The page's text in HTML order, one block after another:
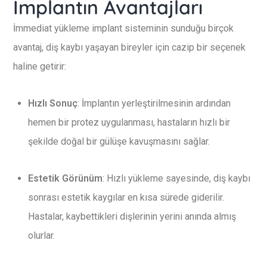
İmplantın Avantajları
İmmediat yükleme implant sisteminin sunduğu birçok
avantaj, diş kaybı yaşayan bireyler için cazip bir seçenek
haline getirir:
Hızlı Sonuç: İmplantın yerleştirilmesinin ardından
hemen bir protez uygulanması, hastaların hızlı bir
şekilde doğal bir gülüşe kavuşmasını sağlar.
Estetik Görünüm: Hızlı yükleme sayesinde, diş kaybı
sonrası estetik kaygılar en kısa sürede giderilir.
Hastalar, kaybettikleri dişlerinin yerini anında almış
olurlar.